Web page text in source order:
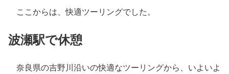
ここからは、快適ツーリングでした。
波瀬駅で休憩
奈良県の吉野川沿いの快適なツーリングから、いよいよ